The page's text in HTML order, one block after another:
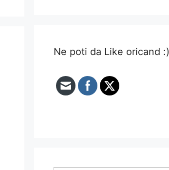
Ne poti da Like oricand :)